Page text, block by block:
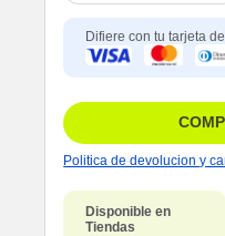
Difiere con tu tarjeta
Politica de devolucion y
Disponible en
Tiendas